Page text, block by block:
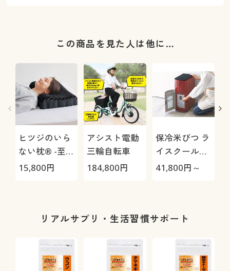
この商品を見た人は他に…
ヒツジのいら
ない枕® -至
極-
15,800円
アシスト電動
三輪自転車
184,800円
保冷米びつ ラ
イスクール
HRC-
41,800円～
リアルサプリ・生活習慣サポート